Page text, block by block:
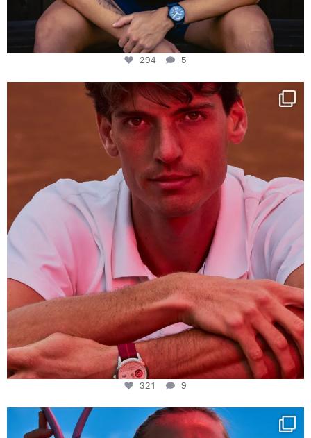
294 5
One last dance at home
This week at...
321
9
321 9
Determination, elegance and Swiss precision —
442
14